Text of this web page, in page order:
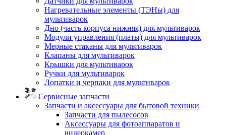
Нагревательные элементы (ТЭНы) для
мультиварок
Дно (часть корпуса нижняя) для мультиварок
Модули управления (платы) для мультиварок
Мерные стаканы для мультиварок
Клапаны для мультиварок
Крышки для мультиварок
Ручки для мультиварок
Лопатки и черпаки для мультиварок
Сервисные запчасти
Запчасти и аксессуары для бытовой техники
Запчасти для пылесосов
Аксессуары для фотоаппаратов и
видеокамер